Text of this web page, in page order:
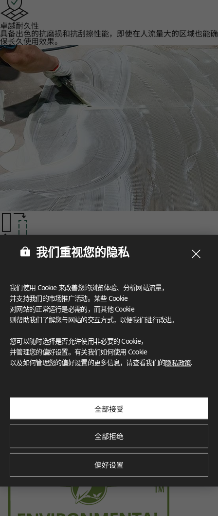
卓越耐久性‌
具备出色的抗磨损和抗刮擦性能，即使在人流量大的区域也能确
保长久使用效果。
安装灵活性‌
以卓越的安装适应性和便捷更换性著称，HFLOR LVT可轻松适
配多种地面环境与基层。
LX Hausys 的 HFLOR 地板秉承对人、空间和环境的承诺，提
供无与伦比的可靠性。
FloorScore®
Certification for indoor air quality, ensuring low emissions o
f volatile organic compounds (VOCs), contributing to a healt
tes the product’s environmental impact throughout its life
cycle, promoting sustainability.
我们重视您的隐私
我们使用 Cookie 来改善您的浏览体验、分析网站流量，
并支持我们的市场推广活动。某些 Cookie
对网站的正常运行是必需的，而其他 Cookie
则帮助我们了解您与网站的交互方式，以便我们进行改进。
您可以随时选择是否允许使用非必要的 Cookie，
并管理您的偏好设置。有关我们如何使用 Cookie
以及如何管理您的偏好设置的更多信息，请查看我们的隐私政策.
全部接受
全部拒绝
偏好设置